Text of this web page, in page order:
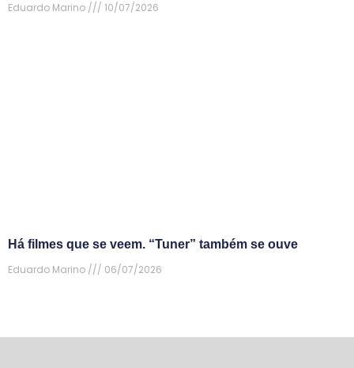
Eduardo Marino
10/07/2026
Há filmes que se veem. “Tuner” também se ouve
Eduardo Marino
06/07/2026